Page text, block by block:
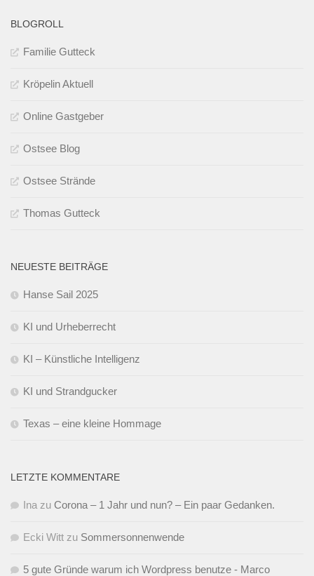
BLOGROLL
Familie Gutteck
Kröpelin Aktuell
Online Gastgeber
Ostsee Blog
Ostsee Strände
Thomas Gutteck
NEUESTE BEITRÄGE
Hanse Sail 2025
KI und Urheberrecht
KI – Künstliche Intelligenz
KI und Strandgucker
Texas – eine kleine Hommage
LETZTE KOMMENTARE
Ina zu Corona – 1 Jahr und nun? – Ein paar Gedanken.
Ecki Witt zu Sommersonnenwende
5 gute Gründe warum ich Wordpress benutze - Marco